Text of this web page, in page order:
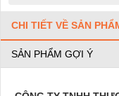
CHI TIẾT VỀ SẢN
SẢN PHẨM GỢI Ý